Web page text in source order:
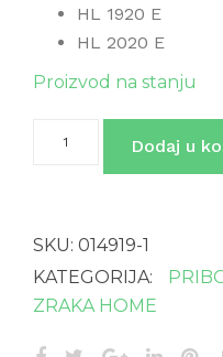
HL 1920 E
HL 2020 E
Proizvod na stanju
Dodaj u
SKU: 014919-1
KATEGORIJA:
ZRAKA HOME